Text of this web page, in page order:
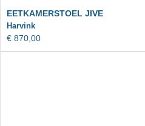
EETKAMERSTOEL JIVE
Harvink
€ 870,00